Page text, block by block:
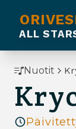
ALL
Nuotit